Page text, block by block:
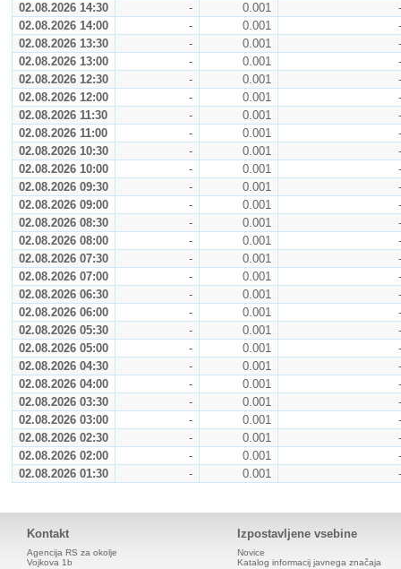
02.08.2026 14:30
- 0.001
-
02.08.2026 14:00
- 0.001
-
02.08.2026 13:30
- 0.001
-
02.08.2026 13:00
- 0.001
-
02.08.2026 12:30
- 0.001
-
02.08.2026 12:00
- 0.001
-
02.08.2026 11:30
- 0.001
-
02.08.2026 11:00
- 0.001
-
02.08.2026 10:30
- 0.001
-
02.08.2026 10:00
- 0.001
-
02.08.2026 09:30
- 0.001
-
02.08.2026 09:00
- 0.001
-
02.08.2026 08:30
- 0.001
-
02.08.2026 08:00
- 0.001
-
02.08.2026 07:30
- 0.001
-
02.08.2026 07:00
- 0.001
-
02.08.2026 06:30
- 0.001
-
02.08.2026 06:00
- 0.001
-
02.08.2026 05:30
- 0.001
-
02.08.2026 05:00
- 0.001
-
02.08.2026 04:30
- 0.001
-
02.08.2026 04:00
- 0.001
-
02.08.2026 03:30
- 0.001
-
02.08.2026 03:00
- 0.001
-
02.08.2026 02:30
- 0.001
-
02.08.2026 02:00
- 0.001
-
02.08.2026 01:30
- 0.001 -
Kontakt
Agencija RS za okolje
Vojkova 1b
Izpostavljene vsebine
Novice
Katalog informacij javnega značaja